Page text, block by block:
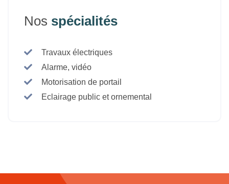
Nos spécialités
Travaux électriques
Alarme, vidéo
Motorisation de portail
Eclairage public et ornemental